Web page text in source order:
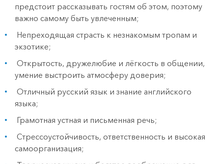
предстоит рассказывать гостям об этом, поэтому
важно самому быть увлеченным;
Непреходящая страсть к незнакомым тропам и
экзотике;
Открытость, дружелюбие и лёгкость в общении,
умение выстроить атмосферу доверия;
Отличный русский язык и знание английского
языка;
Грамотная устная и письменная речь;
Стрессоустойчивость, ответственность и высокая
самоорганизация;